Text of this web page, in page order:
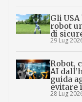
Gli
robot
di
29 Lug
Robot,
AI
guida
evitare
28 Lug